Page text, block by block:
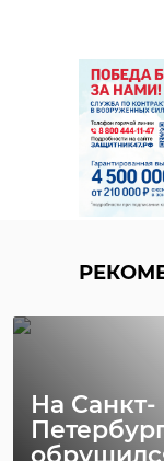
На Санкт-